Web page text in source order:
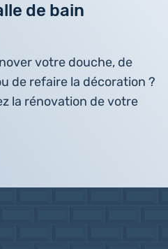
de bain
votre douche, de
de refaire la décoration ?
la rénovation de votre